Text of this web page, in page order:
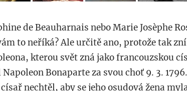
de Beauharnais nebo Marie Josèphe
to neříká? Ale určitě ano, protože tak
kterou svět zná jako francouzskou
Bonaparte za svou choť 9. 3.
nechtěl, aby se jeho osudová žena